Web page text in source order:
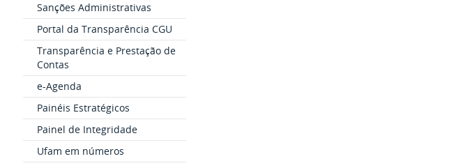
Sanções Administrativas
Portal da Transparência CGU
Transparência e Prestação de
Contas
e-Agenda
Painéis Estratégicos
Painel de Integridade
Ufam em números